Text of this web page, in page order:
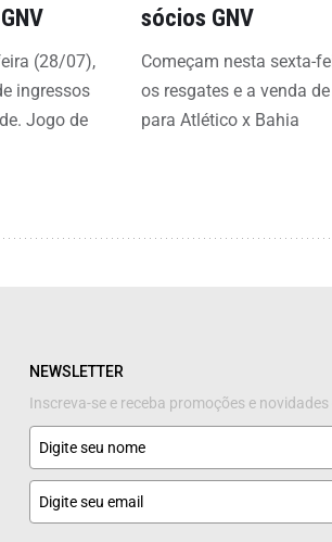
(28/07),
ingressos
Jogo de
sócios GNV
Começam nesta sexta-
os resgates e a venda
para Atlético x Bahia
NEWSLETTER
Inscreva-se e receba promoções e novidades